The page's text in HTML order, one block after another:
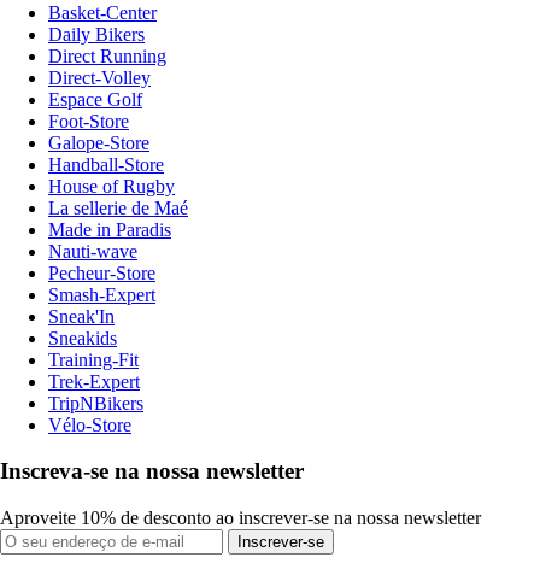
Basket-Center
Daily Bikers
Direct Running
Direct-Volley
Espace Golf
Foot-Store
Galope-Store
Handball-Store
House of Rugby
La sellerie de Maé
Made in Paradis
Nauti-wave
Pecheur-Store
Smash-Expert
Sneak'In
Sneakids
Training-Fit
Trek-Expert
TripNBikers
Vélo-Store
Inscreva-se na nossa newsletter
Aproveite 10% de desconto ao inscrever-se na nossa newsletter
Inscrever-se